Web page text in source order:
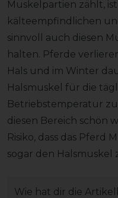
Muskelpartien zählt,
kälteempfindlichen
sinnvoll auch diesen
halten. Pferde
Hals und im Winter
Halsmuskel für die
Betriebstemperatur
diesen Bereich schön
Risiko, dass das Pferd
sogar den Halsmuskel
Wie hat dir die